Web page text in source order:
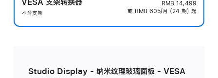
不含支架
RMB 14,499
或 RMB 605/月 (24 期) 起
Studio Display - 纳米纹理玻璃面板 - VESA